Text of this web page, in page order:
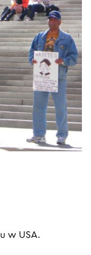
w USA.